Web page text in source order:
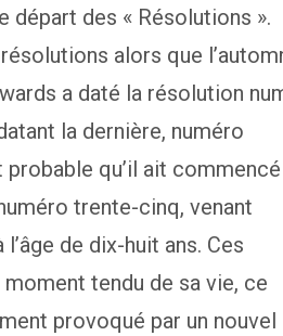
départ des « Résolutions ».
alors que
a daté la résolution
la dernière, numéro
qu’il ait
trente-cinq, venant
de dix-huit ans. Ces
tendu de sa vie, ce
provoqué par un nouvel